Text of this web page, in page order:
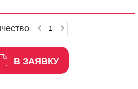
В ЗАЯВКУ